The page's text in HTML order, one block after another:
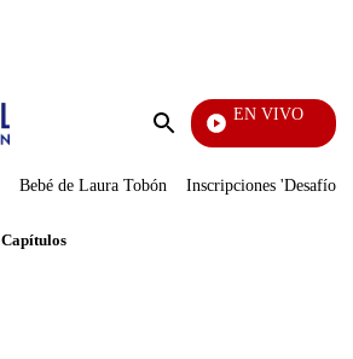
Enviar
EN VIVO
Día A Día
Bebé de Laura Tobón Inscripciones 'Desafío'
Capítulos